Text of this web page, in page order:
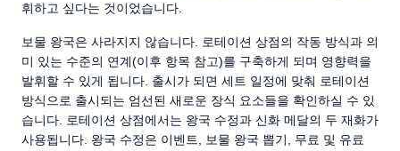
휘하고 싶다는 것이었습니다.
보물 왕국은 사라지지 않습니다. 로테이션 상점의 작동 방식과 의
미 있는 수준의 연계(이후 항목 참고)를 구축하게 되며 영향력을
발휘할 수 있게 됩니다. 출시가 되면 세트 일정에 맞춰 로테이션
방식으로 출시되는 엄선된 새로운 장식 요소들을 확인하실 수 있
습니다. 로테이션 상점에서는 왕국 수정과 신화 메달의 두 재화가
사용됩니다. 왕국 수정은 이벤트, 보물 왕국 뽑기, 무료 및 유료